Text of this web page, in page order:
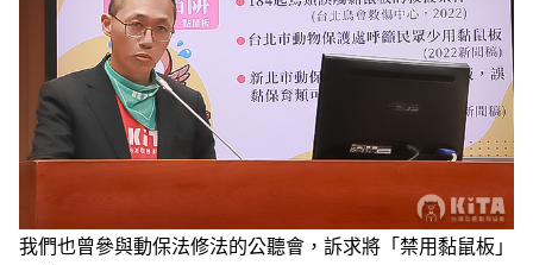
我們也曾參與動保法修法的公聽會，訴求將「禁用黏鼠板」